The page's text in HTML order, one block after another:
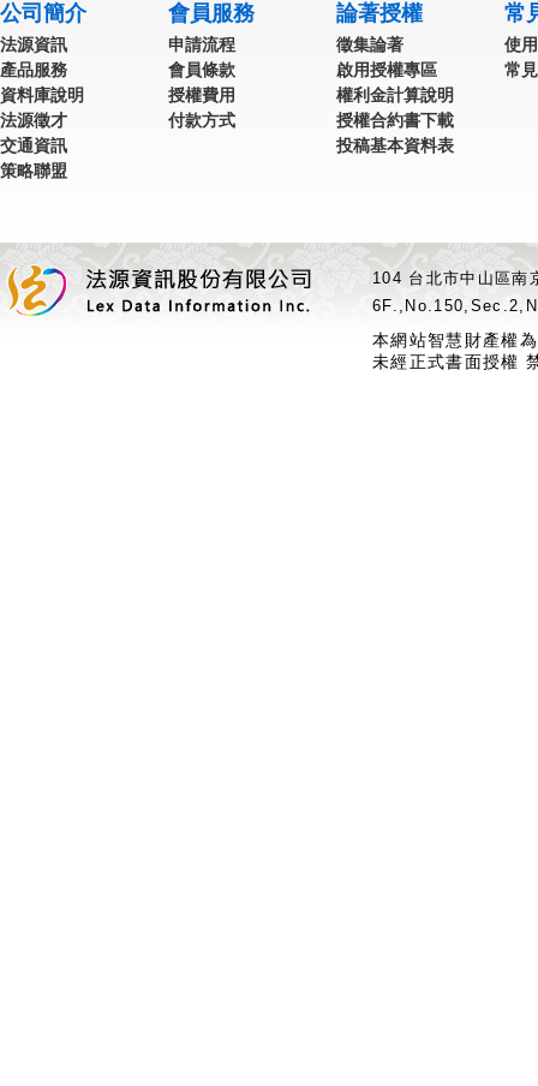
公司簡介
法源資訊
產品服務
資料庫說明
法源徵才
交通資訊
策略聯盟
會員服務
申請流程
會員條款
授權費用
付款方式
論著授權
徵集論著
啟用授權專區
權利金計算說明
授權合約書下載
投稿基本資料表
常
使
常
104 台北市中山區
本網站智慧財產權
未經正式書面授權